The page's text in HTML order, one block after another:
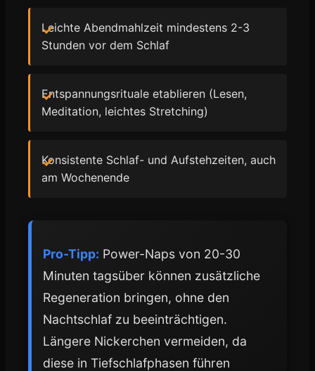
Leichte Abendmahlzeit mindestens 2-3
Stunden vor dem Schlaf
Entspannungsrituale etablieren (Lesen,
Meditation, leichtes Stretching)
Konsistente Schlaf- und Aufstehzeiten, auch
am Wochenende
Pro-Tipp: Power-Naps von 20-30
Minuten tagsüber können zusätzliche
Regeneration bringen, ohne den
Nachtschlaf zu beeinträchtigen.
Längere Nickerchen vermeiden, da
diese in Tiefschlafphasen führen